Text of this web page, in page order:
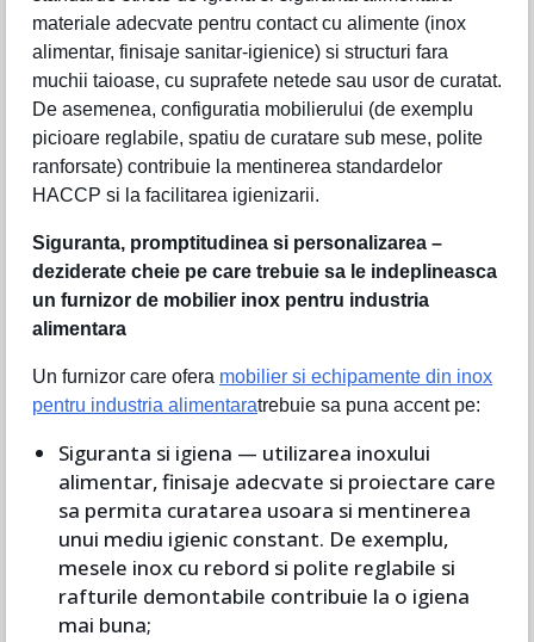
materiale adecvate pentru contact cu alimente (inox
alimentar, finisaje sanitar-igienice) si structuri fara
muchii taioase, cu suprafete netede sau usor de curatat.
De asemenea, configuratia mobilierului (de exemplu
picioare reglabile, spatiu de curatare sub mese, polite
ranforsate) contribuie la mentinerea standardelor
HACCP si la facilitarea igienizarii.
Siguranta, promptitudinea si personalizarea –
deziderate cheie pe care trebuie sa le indeplineasca
un furnizor de mobilier inox pentru industria
alimentara
Un furnizor care ofera mobilier si echipamente din inox
pentru industria alimentaratrebuie sa puna accent pe:
Siguranta si igiena — utilizarea inoxului
alimentar, finisaje adecvate si proiectare care
sa permita curatarea usoara si mentinerea
unui mediu igienic constant. De exemplu,
mesele inox cu rebord si polite reglabile si
rafturile demontabile contribuie la o igiena
mai buna;